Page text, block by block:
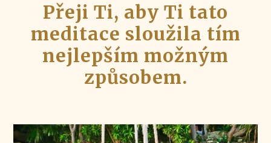
Přeji Ti, aby Ti tato
meditace sloužila tím
nejlepším možným
způsobem.